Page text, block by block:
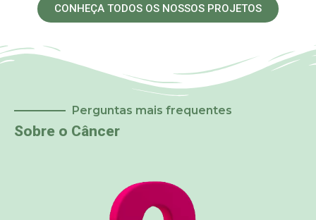
CONHEÇA TODOS OS NOSSOS PROJETOS
Perguntas mais frequentes
Sobre o Câncer